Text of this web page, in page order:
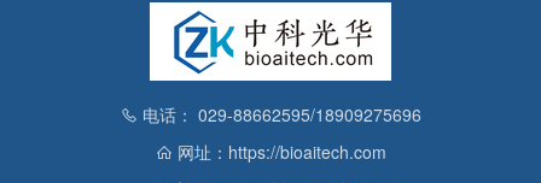
电话： 029-88662595/18909275696
网址：https://bioaitech.com